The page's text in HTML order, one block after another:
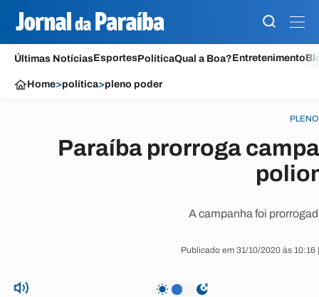
Últimas NotíciasEsportesPolíticaQual a Boa?Entretenimento
Home>política>pleno poder
Paraíba prorroga
A campanha foi
Publicado em 31/10/2020 às